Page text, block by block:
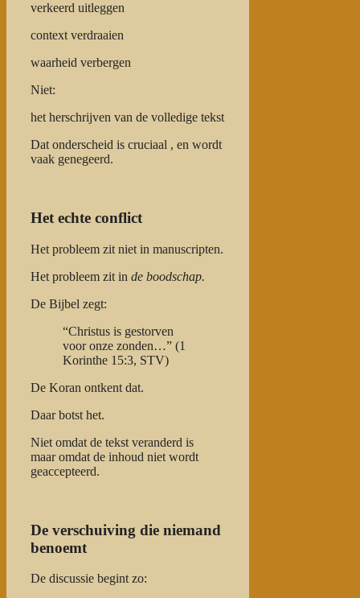
verkeerd uitleggen
context verdraaien
waarheid verbergen
Niet:
het herschrijven van de volledige tekst
Dat onderscheid is cruciaal , en wordt
vaak genegeerd.
Het echte conflict
Het probleem zit niet in manuscripten.
Het probleem zit in de boodschap.
De Bijbel zegt:
“Christus is gestorven
voor onze zonden…” (1
Korinthe 15:3, STV)
De Koran ontkent dat.
Daar botst het.
Niet omdat de tekst veranderd is
maar omdat de inhoud niet wordt
geaccepteerd.
De verschuiving die niemand
benoemt
De discussie begint zo: